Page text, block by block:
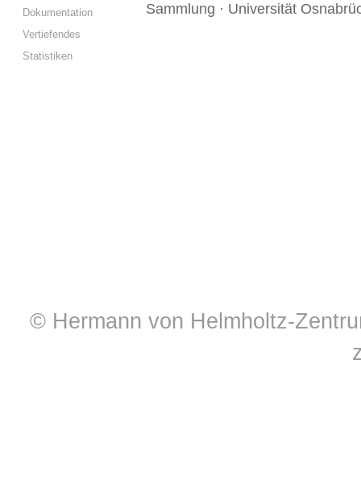
Dokumentation
Vertiefendes
Statistiken
Sammlung · Universität
© Hermann von Helmholtz-